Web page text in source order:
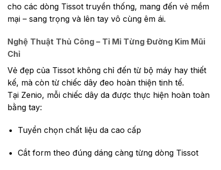
cho các dòng Tissot truyền thống, mang đến vẻ mềm
mại – sang trọng và lên tay vô cùng êm ái.
Nghệ Thuật Thủ Công – Tỉ Mỉ Từng Đường Kim Mũi
Chỉ
Vẻ đẹp của Tissot không chỉ đến từ bộ máy hay thiết
kế, mà còn từ chiếc dây đeo hoàn thiện tinh tế.
Tại Zenio, mỗi chiếc dây da được thực hiện hoàn toàn
bằng tay:
Tuyển chọn chất liệu da cao cấp
Cắt form theo đúng dáng càng từng dòng Tissot